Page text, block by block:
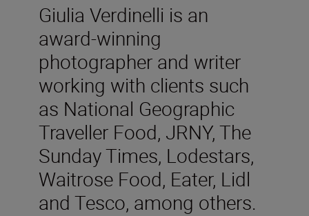
Giulia Verdinelli is an
award-winning
photographer and writer
working with clients such
as National Geographic
Traveller Food, JRNY, The
Sunday Times, Lodestars,
Waitrose Food, Eater, Lidl
and Tesco, among others.